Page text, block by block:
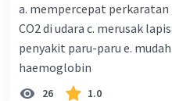
a. mempercepat perkaratan logam b.
CO2 di udara c. merusak lapisan ozon d. menyebabkan
penyakit paru-paru e. mudah bereaksi dengan
haemoglobin
26 1.0